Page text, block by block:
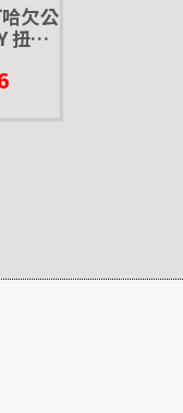
欠公
扭蛋
士尼